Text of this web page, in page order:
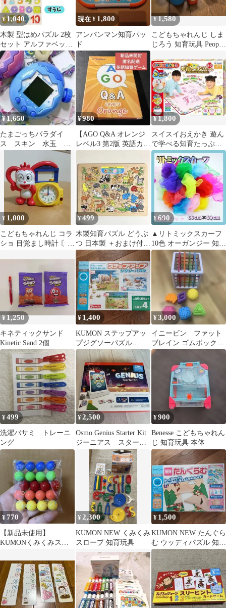
¥1,040
木製 型はめパズル 2枚
セット アルファベット
数字 知育玩具 ペグパズ
ル
現在 ¥ 1,800
アンパンマン知育パッ
ド
¥1,580
こどもちゃれんじ しま
じろう 知育玩具 People
ル
¥1,650
たまごっちパラダイ
ス スキン 水玉 ド
¥980
【AGO Q&A オレンジ
レベル3 第2版 英語カー
ドゲーム】
¥1,800
スイスイおえかき 遊ん
で学べる知育たっぷり
シート ことば・ひらが
な・すうじ
¥ 1,000
こどもちゃれんじ コラ
ショ 目覚まし時計 〘発
¥499
木製知育パズル どうぶ
つ 日本製 ＋おまけ付き
スケッチブック
¥690
▲リトミックスカーフ
10色 オーガンジー 知育
教材 レインボー
¥1,250
キネティックサンド
Kinetic Sand 2個
¥ 1,400
KUMON ステップアッ
プジグソーパズル
STEP4 大自然の動物た
¥3,000
イニービン ファット
ブレイン ゴムボックス
10ヶ月 正規品
¥499
洗濯バサミ トレーニ
ング
¥2,500
Osmo Genius Starter Kit
ジーニアス スタータ
ーキット
¥900
Benesse こどもちゃれん
じ 知育玩具 本体
¥ 770
【新品未使用】
KUMONくみくみスロ
個 互換品
¥ 2,300
KUMON NEW くみくみ
スロープ 知育玩具
¥ 1,500
KUMON NEW たんぐら
む ウッディパズル 知育
玩具